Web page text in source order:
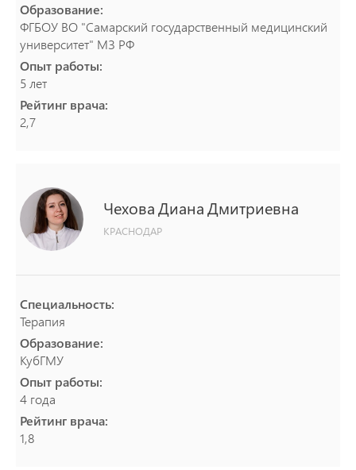
Образование:
ФГБОУ ВО "Самарский государственный медицинский
университет" МЗ РФ
Опыт работы:
5 лет
Рейтинг врача:
2,7
ЧеховаДианаДмитриевна
КРАСНОДАР
Специальность:
Терапия
Образование:
КубГМУ
Опыт работы:
4 года
Рейтинг врача:
1,8